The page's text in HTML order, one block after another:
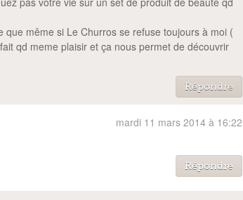
que même si Le Churros se refuse toujours à moi (
qd meme plaisir et ça nous permet de découvrir
Répondre
mardi 11 mars 2014 à 16:22
Répondre